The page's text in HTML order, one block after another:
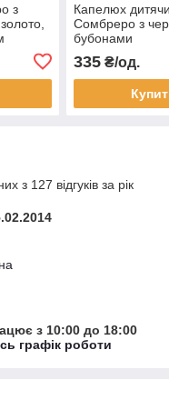
з
Капелюх
Сомбреро з
бубонами
335₴/од.
з 127 відгуків за рік
з 10:00 до 18:00
графік роботи